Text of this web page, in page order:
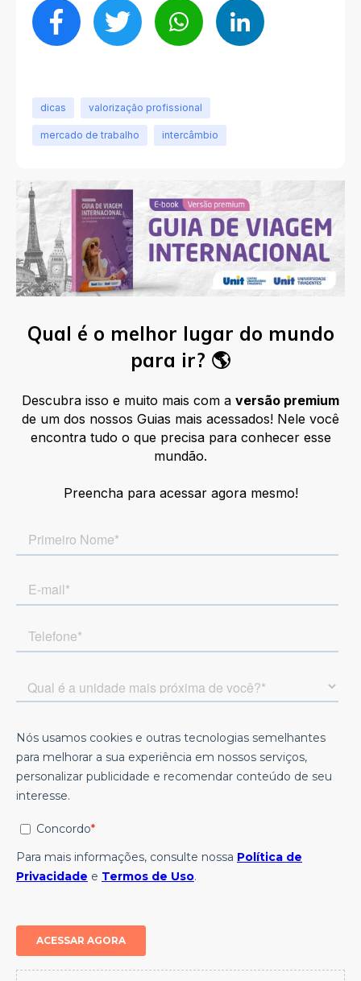
dicas valorização profissional
mercado de trabalho intercâmbio
Qual é o melhor lugar do mundo
para ir? 🌎
Descubra isso e muito mais com a versão premium
de um dos nossos Guias mais acessados! Nele você
encontra tudo o que precisa para conhecer esse
mundão.
Preencha para acessar agora mesmo!